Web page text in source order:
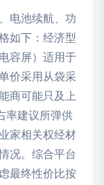
电池续航、功
如下：经济型
容屏）适用于
价采用从袋采
商可能只及上
率建议所弹供
家相关权经材
况。综合平台
最终性价比按